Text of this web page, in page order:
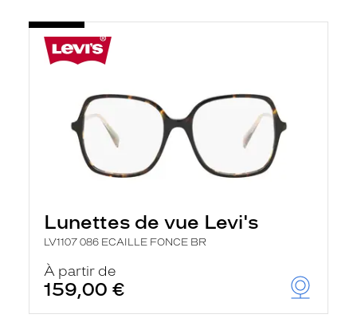
Lunettes de vue Levi's
LV1107 086 ECAILLE FONCE BR
À partir de
159,00 €